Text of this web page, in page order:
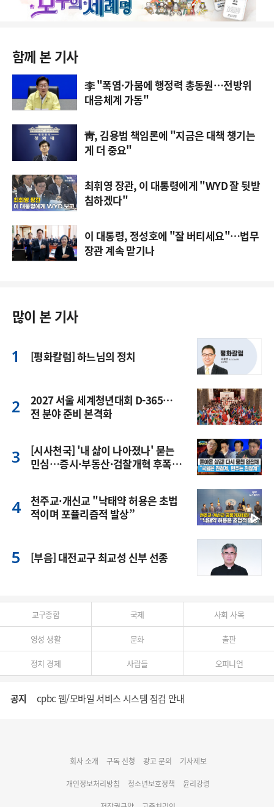
함께 본 기사
李 "폭염·가뭄에 행정력 총동원…전방위
대응체계 가동"
靑, 김용범 책임론에 "지금은 대책 챙기는
게 더 중요"
최휘영 장관, 이 대통령에게 "WYD 잘 뒷받
침하겠다"
이 대통령, 정성호에 "잘 버티세요"…법무
장관 계속 맡기나
많이 본 기사
[평화칼럼] 하느님의 정치
2027 서울 세계청년대회 D-365…
전 분야 준비 본격화
[시사천국] '내 삶이 나아졌나' 묻는
민심…증시·부동산·검찰개혁 후폭
천주교·개신교 "낙태약 허용은 초법
적이며 포퓰리즘적 발상”
[부음] 대전교구 최교성 신부 선종
교구종합 국제 사회 사목
영성 생활 문화 출판
정치 경제 사람들 오피니언
공지 cpbc 웹/모바일 서비스 시스템 점검 안내
명동 미디어큐브 & 1898 미디어월 공모전 수상작 발표
회사 소개 구독 신청 광고 문의 기사제보
개인정보처리방침 청소년보호정책 윤리강령